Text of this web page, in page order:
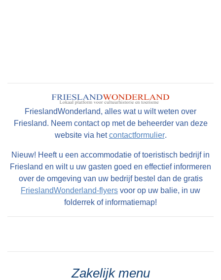
FrieslandWonderland, alles wat u wilt weten over
Friesland. Neem contact op met de beheerder van deze
website via hetcontactformulier.
Nieuw! Heeft u een accommodatie of toeristisch bedrijf in
Friesland en wilt u uw gasten goed en effectief informeren
over de omgeving van uw bedrijf bestel dan de gratis
FrieslandWonderland-flyers voor op uw balie, in uw
folderrek of informatiemap!
Zakelijk menu